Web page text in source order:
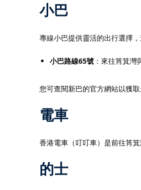
小巴
專線小巴提供靈活的出行選擇
小巴路線65號 ：來往筲箕灣
您可查閱新巴的官方網站以獲
電車
香港電車（叮叮車）是前往筲
的士